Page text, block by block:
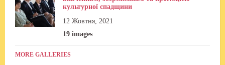
культурної спадщини
12 Жовтня, 2021
19 images
MORE GALLERIES